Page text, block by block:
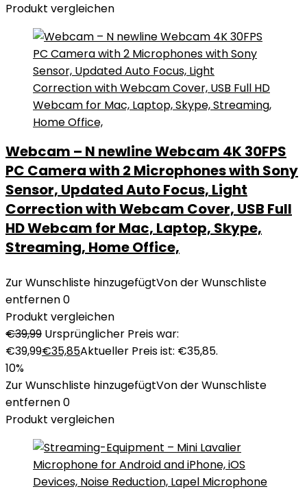
Produkt vergleichen
Webcam – N newline Webcam 4K 30FPS
PC Camera with 2 Microphones with Sony
Sensor, Updated Auto Focus, Light
Correction with Webcam Cover, USB Full
HD Webcam for Mac, Laptop, Skype,
Streaming, Home Office,
Zur Wunschliste hinzugefügtVon der Wunschliste
entfernen0
Produkt vergleichen
€39,99 Ursprünglicher Preis war:
€39,99€35,85Aktueller Preis ist: €35,85.
10%
Zur Wunschliste hinzugefügtVon der Wunschliste
entfernen0
Produkt vergleichen